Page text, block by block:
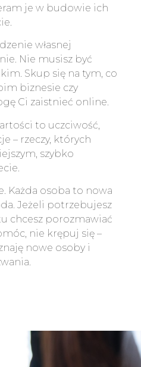
je w budowie ich
własnej
Nie musisz być
Skup się na tym, co
biznesie czy
Ci zaistnieć online.
to uczciwość,
– rzeczy, których
szybko
Każda osoba to nowa
Jeżeli potrzebujesz
chcesz porozmawiać
nie krępuj się –
nowe osoby i